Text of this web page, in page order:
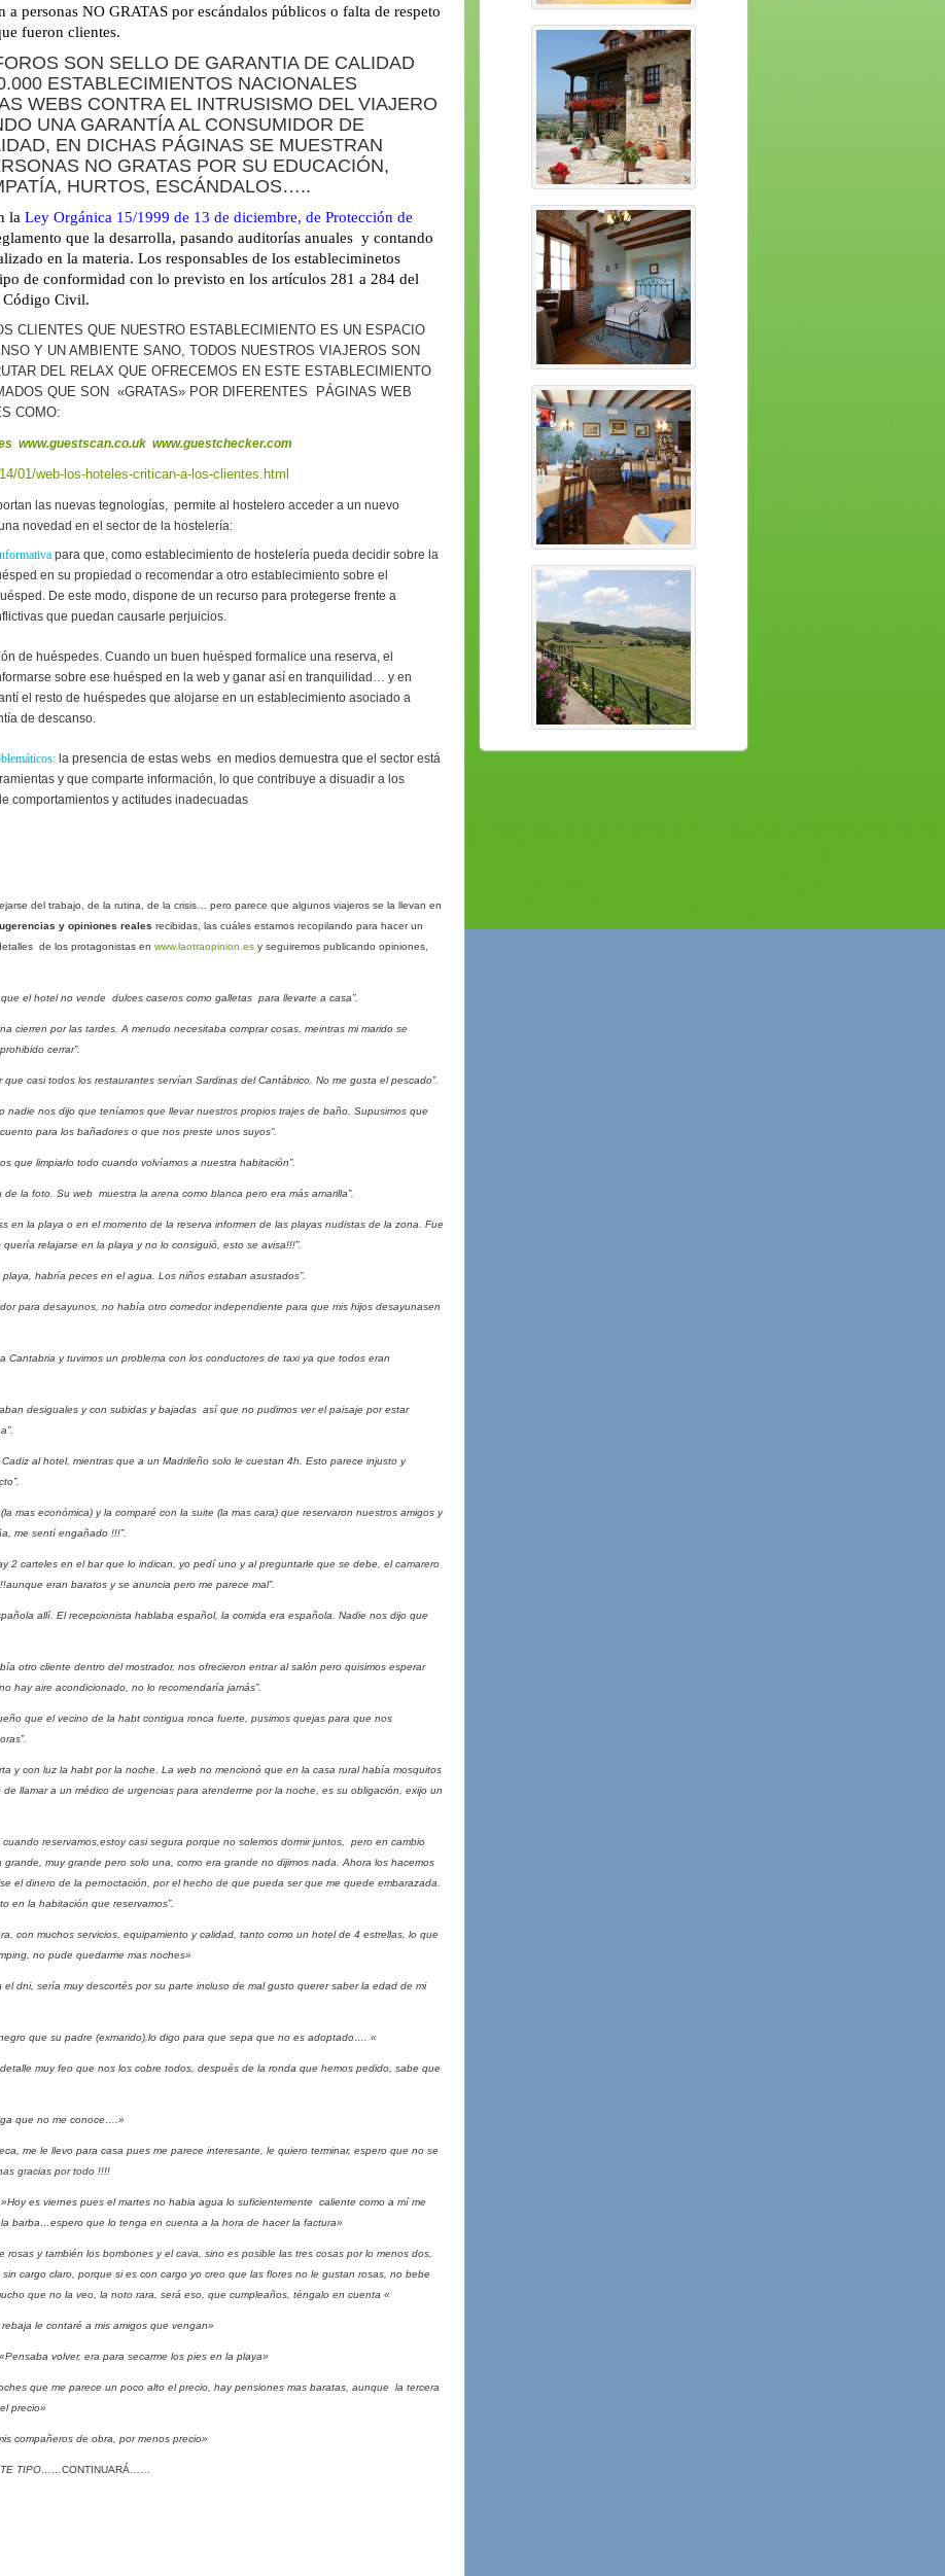
a personas NO GRATAS por escándalos públicos o falta de respeto
fueron clientes.
SON SELLO DE GARANTIA DE CALIDAD
ESTABLECIMIENTOS NACIONALES
WEBS CONTRA EL INTRUSISMO DEL VIAJERO
UNA GARANTÍA AL CONSUMIDOR DE
EN DICHAS PÁGINAS SE MUESTRAN
NO GRATAS POR SU EDUCACIÓN,
HURTOS, ESCÁNDALOS…..
la Ley Orgánica 15/1999 de 13 de diciembre, de Protección de
que la desarrolla, pasando auditorías anuales y contando
en la materia. Los responsables de los estableciminetos
de conformidad con lo previsto en los artículos 281 a 284 del
Código Civil.
CLIENTES QUE NUESTRO ESTABLECIMIENTO ES UN ESPACIO
Y UN AMBIENTE SANO, TODOS NUESTROS VIAJEROS SON
DEL RELAX QUE OFRECEMOS EN ESTE ESTABLECIMIENTO
QUE SON «GRATAS» POR DIFERENTES PÁGINAS WEB
COMO:
www.guestscan.co.uk www.guestchecker.com
01/web-los-hoteles-critican-a-los-clientes.html
las nuevas tegnologías, permite al hostelero acceder a un nuevo
novedad en el sector de la hostelería:
para que, como establecimiento de hostelería pueda decidir sobre la
en su propiedad o recomendar a otro establecimiento sobre el
De este modo, dispone de un recurso para protegerse frente a
que puedan causarle perjuicios.
de huéspedes. Cuando un buen huésped formalice una reserva, el
sobre ese huésped en la web y ganar así en tranquilidad… y en
el resto de huéspedes que alojarse en un establecimiento asociado a
de descanso.
la presencia de estas webs en medios demuestra que el sector está
y que comparte información, lo que contribuye a disuadir a los
comportamientos y actitudes inadecuadas
del trabajo, de la rutina, de la crisis… pero parece que algunos viajeros se la llevan en
y opiniones reales recibidas, las cuáles estamos recopilando para hacer un
de los protagonistas en www.laotraopinion.es y seguiremos publicando opiniones,
el hotel no vende dulces caseros como galletas para llevarte a casa”.
cierren por las tardes. A menudo necesitaba comprar cosas, meintras mi marido se
cerrar”.
que casi todos los restaurantes servían Sardinas del Cantábrico. No me gusta el pescado”.
nadie nos dijo que teníamos que llevar nuestros propios trajes de baño. Supusimos que
para los bañadores o que nos preste unos suyos”.
que limpiarlo todo cuando volvíamos a nuestra habitación”.
la foto. Su web muestra la arena como blanca pero era más amarilla”.
en la playa o en el momento de la reserva informen de las playas nudistas de la zona. Fue
relajarse en la playa y no lo consiguió, esto se avisa!!!”.
habría peces en el agua. Los niños estaban asustados”.
para desayunos, no había otro comedor independiente para que mis hijos desayunasen
Cantabria y tuvimos un problema con los conductores de taxi ya que todos eran
desiguales y con subidas y bajadas así que no pudimos ver el paisaje por estar
al hotel, mientras que a un Madrileño solo le cuestan 4h. Esto parece injusto y
mas económica) y la comparé con la suite (la mas cara) que reservaron nuestros amigos y
me sentí engañado !!!”.
2 carteles en el bar que lo indican, yo pedí uno y al preguntarle que se debe, el camarero
eran baratos y se anuncia pero me parece mal”.
allí. El recepcionista hablaba español, la comida era española. Nadie nos dijo que
otro cliente dentro del mostrador, nos ofrecieron entrar al salón pero quisimos esperar
hay aire acondicionado, no lo recomendaría jamás”.
que el vecino de la habt contigua ronca fuerte, pusimos quejas para que nos
y con luz la habt por la noche. La web no mencionó que en la casa rural había mosquitos
llamar a un médico de urgencias para atenderme por la noche, es su obligación, exijo un
reservamos,estoy casi segura porque no solemos dormir juntos, pero en cambio
muy grande pero solo una, como era grande no dijimos nada. Ahora los hacemos
el dinero de la pernoctación, por el hecho de que pueda ser que me quede embarazada.
en la habitación que reservamos”.
con muchos servicios, equipamiento y calidad, tanto como un hotel de 4 estrellas, lo que
no pude quedarme mas noches»
dni, sería muy descortés por su parte incluso de mal gusto querer saber la edad de mi
que su padre (exmarido),lo digo para que sepa que no es adoptado…. «
muy feo que nos los cobre todos, después de la ronda que hemos pedido, sabe que
que no me conoce….»
me le llevo para casa pues me parece interesante, le quiero terminar, espero que no se
gracias por todo !!!!
es viernes pues el martes no habia agua lo suficientemente caliente como a mí me
barba…espero que lo tenga en cuenta a la hora de hacer la factura»
y también los bombones y el cava, sino es posible las tres cosas por lo menos dos,
cargo claro, porque si es con cargo yo creo que las flores no le gustan rosas, no bebe
que no la veo, la noto rara, será eso, que cumpleaños, téngalo en cuenta «
le contaré a mis amigos que vengan»
volver, era para secarme los pies en la playa»
que me parece un poco alto el precio, hay pensiones mas baratas, aunque la tercera
precio»
compañeros de obra, por menos precio»
TIPO…… CONTINUARÁ……